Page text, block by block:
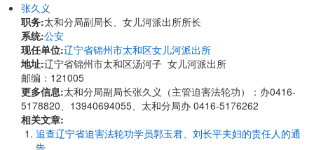
张久义
职务:太和分局副局长、女儿河派出所所长
系统:公安
现任单位:辽宁省锦州市太和区女儿河派出所
地址:辽宁省锦州市太和区汤河子 女儿河派出所
邮编：121005
更多信息:太和分局副局长张久义（主管迫害法轮功）：办0416-
5178820、13940694055、太和分局办 0416-5176262
相关文章:
追查辽宁省迫害法轮功学员郭玉君、刘长平夫妇的责任人的通
告